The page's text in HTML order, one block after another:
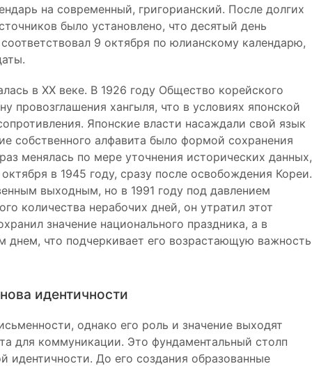
на современный, григорианский. После долгих
было установлено, что десятый день
9 октября по юлианскому календарю,
в XX веке. В 1926 году Общество корейского
провозглашения хангыля, что в условиях японской
Японские власти насаждали свой язык
собственного алфавита было формой сохранения
менялась по мере уточнения исторических данных,
в 1945 году, сразу после освобождения Кореи.
выходным, но в 1991 году под давлением
количества нерабочих дней, он утратил этот
значение национального праздника, а в
днем, что подчеркивает его возрастающую важность
идентичности
однако его роль и значение выходят
для коммуникации. Это фундаментальный столп
идентичности. До его создания образованные